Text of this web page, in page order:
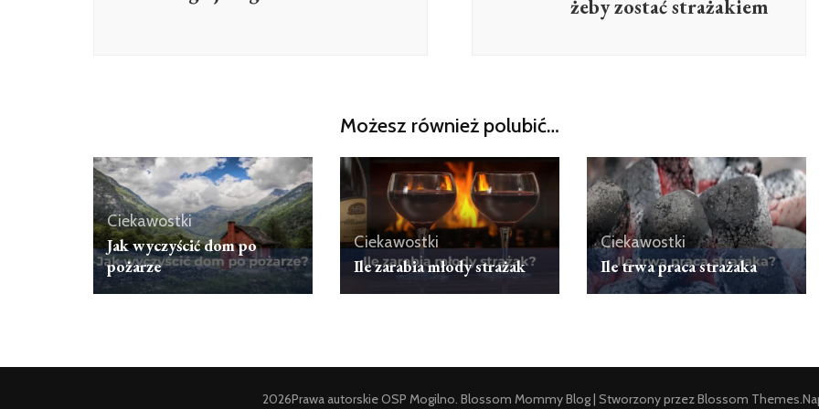
żeby zostać strażakiem
Możesz również polubić…
Ciekawostki
Jak wyczyścić dom po
pożarze
Ciekawostki
Ile zarabia młody strażak
Ciekawostki
Ile trwa praca strażaka
2026Prawa autorskieOSP Mogilno. Blossom Mommy Blog | Stworzony przezBlossom Themes